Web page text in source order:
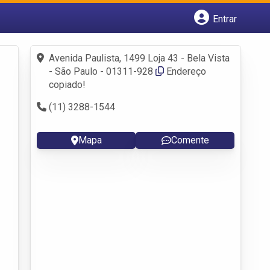
Entrar
Fazer login
Criar conta
Avenida Paulista, 1499 Loja 43 - Bela Vista
- São Paulo - 01311-928
Endereço
copiado!
(11) 3288-1544
Mapa Comente